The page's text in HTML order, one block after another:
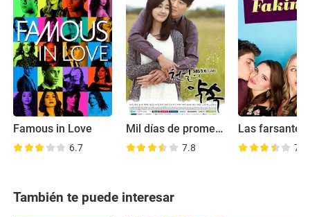
Famous in Love
6.7
Mil días de promesas
7.8
Las farsantes
7.3
También te puede interesar